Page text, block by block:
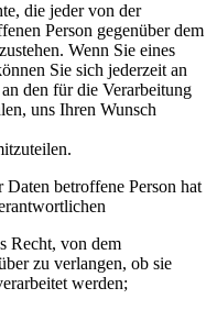
die jeder von der
Person gegenüber dem
Wenn Sie eines
Sie sich jederzeit an
den für die Verarbeitung
uns Ihren Wunsch
betroffene Person hat
Recht, von dem
zu verlangen, ob sie
werden;